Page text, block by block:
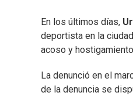
En los últimos días,
deportista en la
acoso y
La denunció en el
de la denuncia se